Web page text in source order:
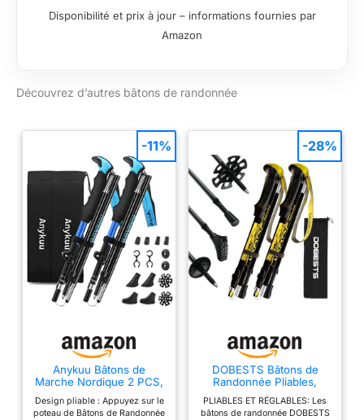
en liège naturel avec
pommeau bi-densité
repliable à trois brins
Pointes Flex tech
permettant d'utiliser
des pointes en
carbure ou
caoutchouc
Disponibilité et prix à jour – informations fournies par
Amazon
Découvrez d’autres bâtons de randonnée
Anykuu Bâtons de
Marche Nordique 2 PCS,
d'escalade, Bâtons de
Design pliable : Appuyez sur le
poteau de Bâtons de Randonnée
-11%
DOBESTS Bâtons de
Randonnée Pliables,
Aluminium, 110-130 cm
PLIABLES ET RÉGLABLES: Les
bâtons de randonnée DOBESTS
-28%